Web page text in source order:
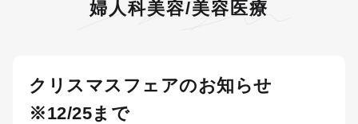
婦人科美容/美容医療
クリスマスフェアのお知らせ
※12/25まで